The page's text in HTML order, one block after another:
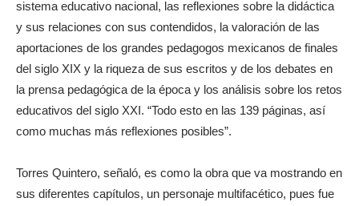
sistema educativo nacional, las reflexiones sobre la didáctica
y sus relaciones con sus contendidos, la valoración de las
aportaciones de los grandes pedagogos mexicanos de finales
del siglo XIX y la riqueza de sus escritos y de los debates en
la prensa pedagógica de la época y los análisis sobre los retos
educativos del siglo XXI. “Todo esto en las 139 páginas, así
como muchas más reflexiones posibles”.
Torres Quintero, señaló, es como la obra que va mostrando en
sus diferentes capítulos, un personaje multifacético, pues fue